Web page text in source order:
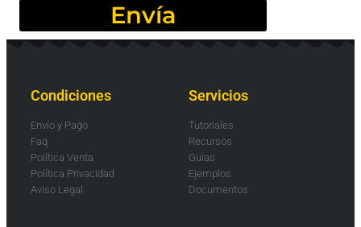
Envía
Condiciones
Envío y Pago
Faq
Política Venta
Política Privacidad
Aviso Legal
Servicios
Tutoriales
Recursos
Guias
Ejemplos
Documentos